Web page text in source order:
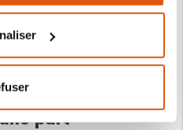
politique de cookies :
produits
vous payez
part